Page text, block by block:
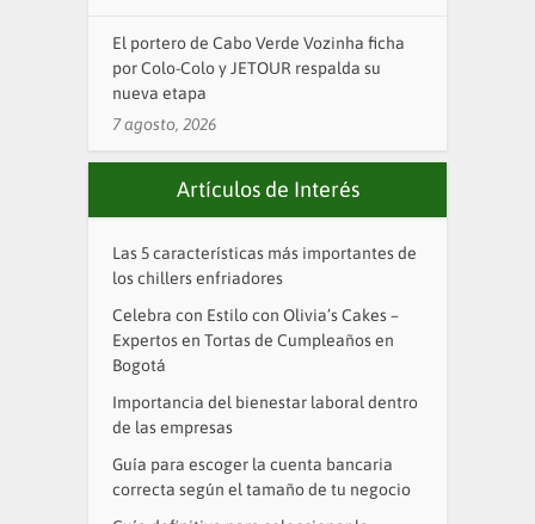
El portero de Cabo Verde Vozinha ficha
por Colo-Colo y JETOUR respalda su
nueva etapa
7 agosto, 2026
Artículos de Interés
Las 5 características más importantes de
los chillers enfriadores
Celebra con Estilo con Olivia’s Cakes –
Expertos en Tortas de Cumpleaños en
Bogotá
Importancia del bienestar laboral dentro
de las empresas
Guía para escoger la cuenta bancaria
correcta según el tamaño de tu negocio